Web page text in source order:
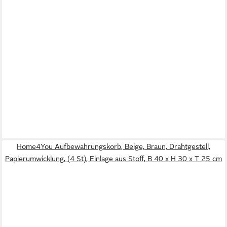
Home4You Aufbewahrungskorb, Beige, Braun, Drahtgestell,
Papierumwicklung, (4 St), Einlage aus Stoff, B 40 x H 30 x T 25 cm